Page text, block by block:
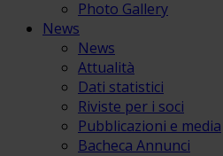
Photo Gallery
News
News
Attualità
Dati statistici
Riviste per i soci
Pubblicazioni e media
Bacheca Annunci